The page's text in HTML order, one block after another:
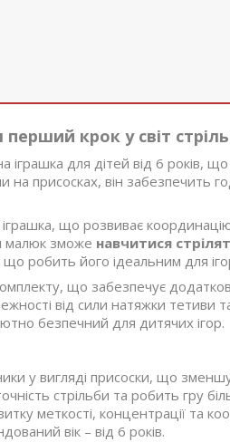
крок у світ
іграшка для дітей від 6 років,
присосках, він забезпечить
що розвиває
малюк зможе навчитися
робить його ідеальним для
що забезпечує
від сили натяжки тетиви
безпечний для дитячих ігор.
у вигляді присоски, що
стрільби та робить гру
меткості, концентрації та
вік – від 6 років.